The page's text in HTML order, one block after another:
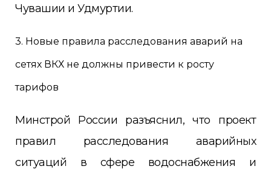
Чувашии и Удмуртии.
3. Новые правила расследования аварий на
сетях ВКХ не должны привести к росту
тарифов
Минстрой России разъяснил, что проект
правил расследования аварийных
ситуаций в сфере водоснабжения и